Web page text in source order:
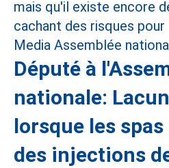
Député à
nationale:
lorsque les
des injections